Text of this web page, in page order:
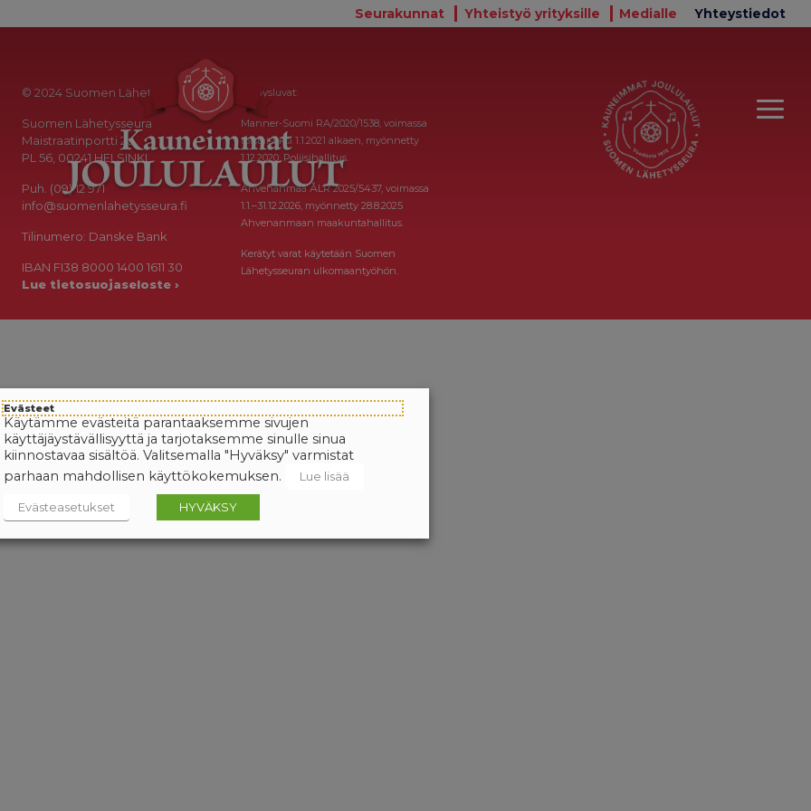
Seurakunnat Yhteistyö yrityksille Medialle Yhteystiedot
© 2024 Suomen Lähetysseura
Suomen Lähetysseura
Maistraatinportti 2a
PL 56, 00241 HELSINKI
Puh. (09) 12 971
info@suomenlahetysseura.fi
Tilinumero: Danske Bank
IBAN FI38 8000 1400 1611 30
Lue tietosuojaseloste ›
Keräysluvat:
Manner-Suomi RA/2020/1538, voimassa
toistaiseksi 1.1.2021 alkaen, myönnetty
1.12.2020, Poliisihallitus.
Ahvenanmaa ÅLR 2025/5437, voimassa
1.1.–31.12.2026, myönnetty 28.8.2025
Ahvenanmaan maakuntahallitus.
Kerätyt varat käytetään Suomen
Lähetysseuran ulkomaantyöhön.
Evästeet
Käytämme evästeitä parantaaksemme sivujen
käyttäjäystävällisyyttä ja tarjotaksemme sinulle sinua
kiinnostavaa sisältöä. Valitsemalla "Hyväksy" varmistat
parhaan mahdollisen käyttökokemuksen.
Lue lisää
Evästeasetukset HYVÄKSY